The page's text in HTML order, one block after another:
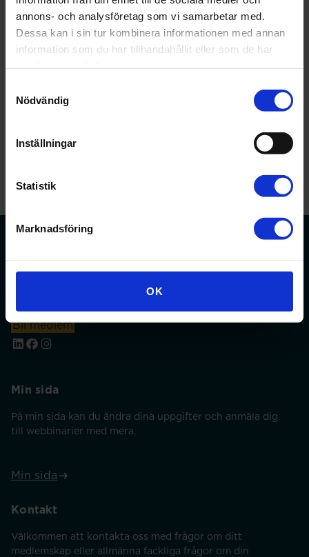
annons- och analysföretag som vi samarbetar med.
Dessa kan i sin tur kombinera informationen med annan
information som du har tillhandahållit eller som de har
Nödvändig
Inställningar
Statistik
Marknadsföring
OK
Datum: 17 mars
Anmälan
Förbundet för apotekare och receptarier.
Bli medlem
Min sida
På min sida kan du ändra dina uppgifter och anmäla dig
till webbinarier med mera.
Min sida
Kontakt
Välkommen att kontakta oss med frågor om ditt
medlemskap eller allmänna fackliga frågor om din